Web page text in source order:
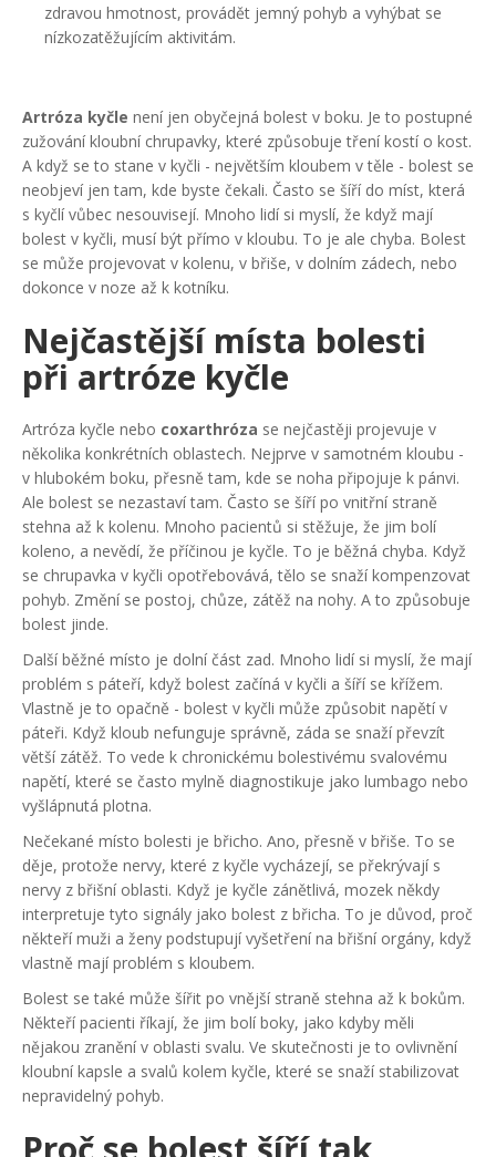
zdravou hmotnost, provádět jemný pohyb a vyhýbat se
nízkozatěžujícím aktivitám.
Artróza kyčle není jen obyčejná bolest v boku. Je to postupné
zužování kloubní chrupavky, které způsobuje tření kostí o kost.
A když se to stane v kyčli - největším kloubem v těle - bolest se
neobjeví jen tam, kde byste čekali. Často se šíří do míst, která
s kyčlí vůbec nesouvisejí. Mnoho lidí si myslí, že když mají
bolest v kyčli, musí být přímo v kloubu. To je ale chyba. Bolest
se může projevovat v kolenu, v břiše, v dolním zádech, nebo
dokonce v noze až k kotníku.
Nejčastější místa bolesti
při artróze kyčle
Artróza kyčle nebo coxarthróza se nejčastěji projevuje v
několika konkrétních oblastech. Nejprve v samotném kloubu -
v hlubokém boku, přesně tam, kde se noha připojuje k pánvi.
Ale bolest se nezastaví tam. Často se šíří po vnitřní straně
stehna až k kolenu. Mnoho pacientů si stěžuje, že jim bolí
koleno, a nevědí, že příčinou je kyčle. To je běžná chyba. Když
se chrupavka v kyčli opotřebovává, tělo se snaží kompenzovat
pohyb. Změní se postoj, chůze, zátěž na nohy. A to způsobuje
bolest jinde.
Další běžné místo je dolní část zad. Mnoho lidí si myslí, že mají
problém s páteří, když bolest začíná v kyčli a šíří se křížem.
Vlastně je to opačně - bolest v kyčli může způsobit napětí v
páteři. Když kloub nefunguje správně, záda se snaží převzít
větší zátěž. To vede k chronickému bolestivému svalovému
napětí, které se často mylně diagnostikuje jako lumbago nebo
vyšlápnutá plotna.
Nečekané místo bolesti je břicho. Ano, přesně v břiše. To se
děje, protože nervy, které z kyčle vycházejí, se překrývají s
nervy z břišní oblasti. Když je kyčle zánětlivá, mozek někdy
interpretuje tyto signály jako bolest z břicha. To je důvod, proč
někteří muži a ženy podstupují vyšetření na břišní orgány, když
vlastně mají problém s kloubem.
Bolest se také může šířit po vnější straně stehna až k bokům.
Někteří pacienti říkají, že jim bolí boky, jako kdyby měli
nějakou zranění v oblasti svalu. Ve skutečnosti je to ovlivnění
kloubní kapsle a svalů kolem kyčle, které se snaží stabilizovat
nepravidelný pohyb.